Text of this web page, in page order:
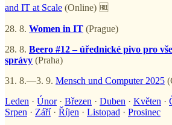
and IT at Scale (Online) 🆓
28. 8. Women in IT (Prague)
28. 8. Beero #12 – úřednické pivo pro
správy (Praha)
31. 8.—3. 9. Mensch und Computer 2025
Leden · Únor· Březen · Duben · Květen ·
Srpen · Září· Říjen · Listopad · Prosinec